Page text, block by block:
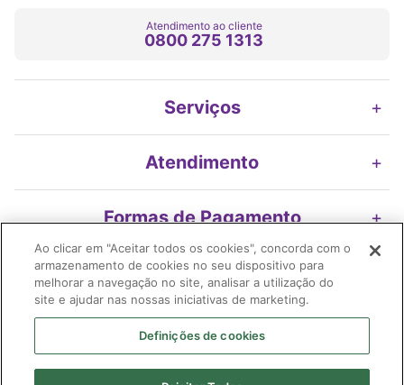
Atendimento ao cliente
0800 275 1313
Serviços +
Atendimento +
Formas de Pagamento +
Nossos Selos
Ao clicar em "Aceitar todos os cookies", concorda com o
armazenamento de cookies no seu dispositivo para
melhorar a navegação no site, analisar a utilização do
site e ajudar nas nossas iniciativas de marketing.
Definições de cookies